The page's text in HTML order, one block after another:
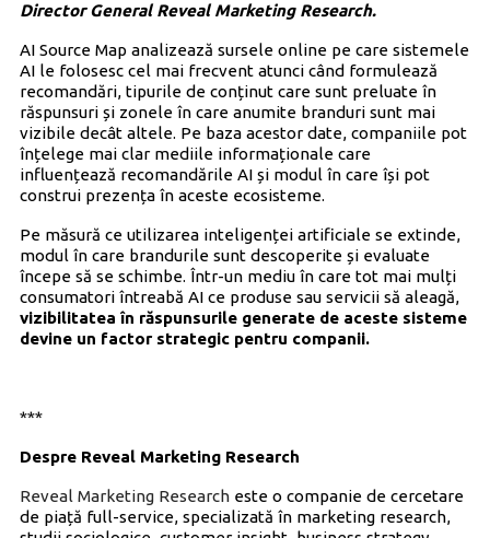
Director General Reveal Marketing Research.
AI Source Map analizează sursele online pe care sistemele
AI le folosesc cel mai frecvent atunci când formulează
recomandări, tipurile de conținut care sunt preluate în
răspunsuri și zonele în care anumite branduri sunt mai
vizibile decât altele. Pe baza acestor date, companiile pot
înțelege mai clar mediile informaționale care
influențează recomandările AI și modul în care își pot
construi prezența în aceste ecosisteme.
Pe măsură ce utilizarea inteligenței artificiale se extinde,
modul în care brandurile sunt descoperite și evaluate
începe să se schimbe. Într-un mediu în care tot mai mulți
consumatori întreabă AI ce produse sau servicii să aleagă,
vizibilitatea în răspunsurile generate de aceste sisteme
devine un factor strategic pentru companii.
***
Despre Reveal Marketing Research
Reveal Marketing Researcheste o companie de cercetare
de piață full-service, specializată în marketing research,